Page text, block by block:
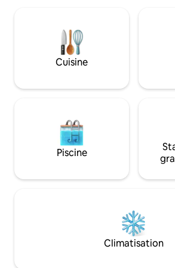
sont pas les mêmes tous les jours.
Interagissez également avec la culture
locale et les mythes.
Cuisine
Piscine
Climatisation